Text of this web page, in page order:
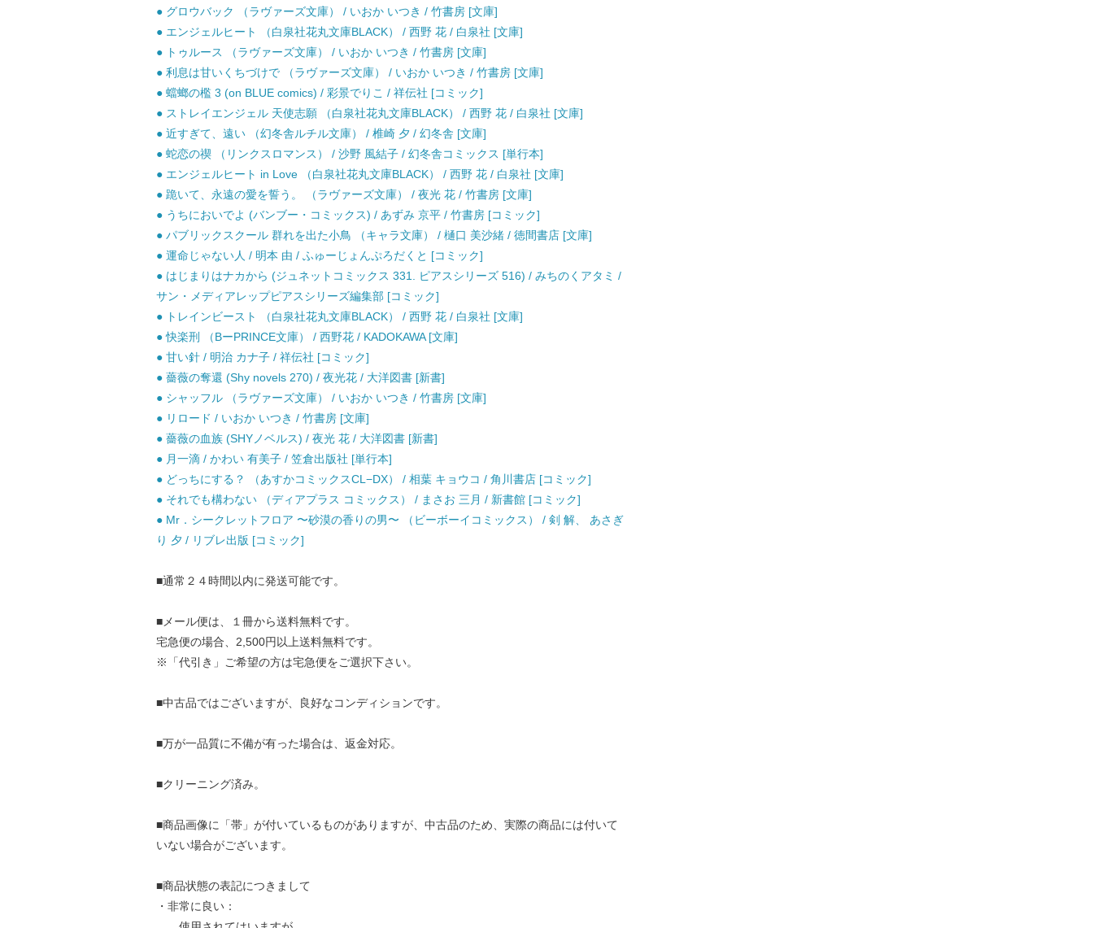
● グロウバック （ラヴァーズ文庫） / いおか いつき / 竹書房 [文庫]
● エンジェルヒート （白泉社花丸文庫BLACK） / 西野 花 / 白泉社 [文庫]
● トゥルース （ラヴァーズ文庫） / いおか いつき / 竹書房 [文庫]
● 利息は甘いくちづけで （ラヴァーズ文庫） / いおか いつき / 竹書房 [文庫]
● 蟷螂の檻 3 (on BLUE comics) / 彩景でりこ / 祥伝社 [コミック]
● ストレイエンジェル 天使志願 （白泉社花丸文庫BLACK） / 西野 花 / 白泉社 [文庫]
● 近すぎて、遠い （幻冬舎ルチル文庫） / 椎崎 夕 / 幻冬舎 [文庫]
● 蛇恋の禊 （リンクスロマンス） / 沙野 風結子 / 幻冬舎コミックス [単行本]
● エンジェルヒート in Love （白泉社花丸文庫BLACK） / 西野 花 / 白泉社 [文庫]
● 跪いて、永遠の愛を誓う。 （ラヴァーズ文庫） / 夜光 花 / 竹書房 [文庫]
● うちにおいでよ (バンブー・コミックス) / あずみ 京平 / 竹書房 [コミック]
● パブリックスクール 群れを出た小鳥 （キャラ文庫） / 樋口 美沙緒 / 徳間書店 [文庫]
● 運命じゃない人 / 明本 由 / ふゅーじょんぷろだくと [コミック]
● はじまりはナカから (ジュネットコミックス 331. ピアスシリーズ 516) / みちのくアタミ /
サン・メディアレップピアスシリーズ編集部 [コミック]
● トレインビースト （白泉社花丸文庫BLACK） / 西野 花 / 白泉社 [文庫]
● 快楽刑 （BーPRINCE文庫） / 西野花 / KADOKAWA [文庫]
● 甘い針 / 明治 カナ子 / 祥伝社 [コミック]
● 薔薇の奪還 (Shy novels 270) / 夜光花 / 大洋図書 [新書]
● シャッフル （ラヴァーズ文庫） / いおか いつき / 竹書房 [文庫]
● リロード / いおか いつき / 竹書房 [文庫]
● 薔薇の血族 (SHYノベルス) / 夜光 花 / 大洋図書 [新書]
● 月一滴 / かわい 有美子 / 笠倉出版社 [単行本]
● どっちにする？ （あすかコミックスCL−DX） / 相葉 キョウコ / 角川書店 [コミック]
● それでも構わない （ディアプラス コミックス） / まさお 三月 / 新書館 [コミック]
● Mr．シークレットフロア 〜砂漠の香りの男〜 （ビーボーイコミックス） / 剣 解、 あさぎ
り 夕 / リブレ出版 [コミック]
■通常２４時間以内に発送可能です。
■メール便は、１冊から送料無料です。
宅急便の場合、2,500円以上送料無料です。
※「代引き」ご希望の方は宅急便をご選択下さい。
■中古品ではございますが、良好なコンディションです。
■万が一品質に不備が有った場合は、返金対応。
■クリーニング済み。
■商品画像に「帯」が付いているものがありますが、中古品のため、実際の商品には付いて
いない場合がございます。
■商品状態の表記につきまして
・非常に良い：